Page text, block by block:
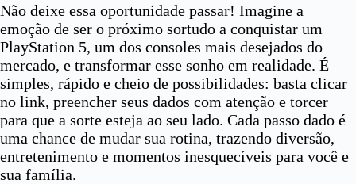
Não deixe essa oportunidade passar! Imagine a
emoção de ser o próximo sortudo a conquistar um
PlayStation 5, um dos consoles mais desejados do
mercado, e transformar esse sonho em realidade. É
simples, rápido e cheio de possibilidades: basta clicar
no link, preencher seus dados com atenção e torcer
para que a sorte esteja ao seu lado. Cada passo dado é
uma chance de mudar sua rotina, trazendo diversão,
entretenimento e momentos inesquecíveis para você e
sua família.